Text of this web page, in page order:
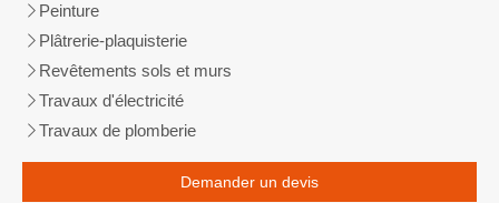
Peinture
Plâtrerie-plaquisterie
Revêtements sols et murs
Travaux d'électricité
Travaux de plomberie
Demander un devis